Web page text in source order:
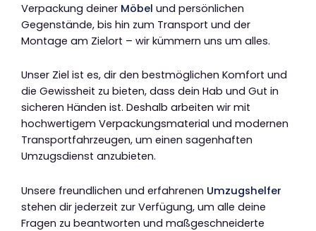
Verpackung deiner Möbel und persönlichen
Gegenstände, bis hin zum Transport und der
Montage am Zielort – wir kümmern uns um alles.
Unser Ziel ist es, dir den bestmöglichen Komfort und
die Gewissheit zu bieten, dass dein Hab und Gut in
sicheren Händen ist. Deshalb arbeiten wir mit
hochwertigem Verpackungsmaterial und modernen
Transportfahrzeugen, um einen sagenhaften
Umzugsdienst anzubieten.
Unsere freundlichen und erfahrenen Umzugshelfer
stehen dir jederzeit zur Verfügung, um alle deine
Fragen zu beantworten und maßgeschneiderte